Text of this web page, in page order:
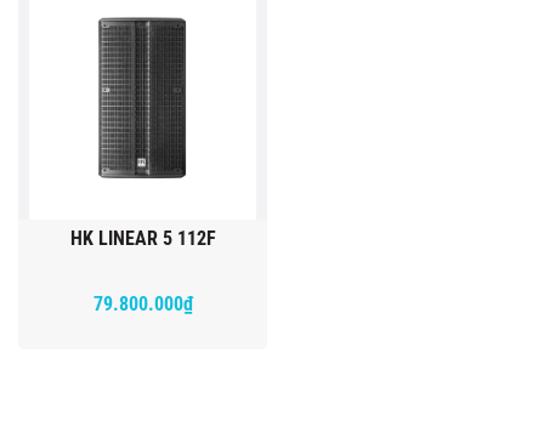
HK LINEAR 5 112F
79.800.000₫